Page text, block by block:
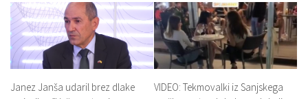
Janez Janša udaril brez dlake
VIDEO: Tekmovalki iz Sanjskega